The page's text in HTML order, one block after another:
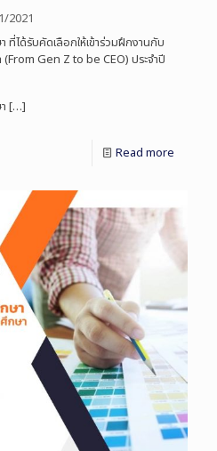
2021
ได้รับคัดเลือกให้เข้าร่วมฝึกงานกับ
Gen Z to be CEO) ประจำปี
[…]
Read more